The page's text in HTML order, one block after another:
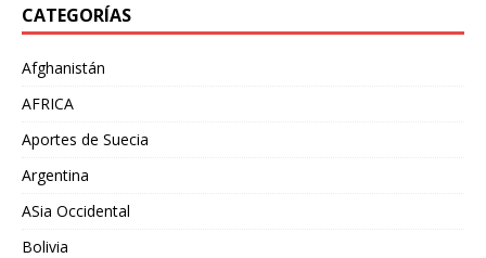
CATEGORÍAS
Afghanistán
AFRICA
Aportes de Suecia
Argentina
ASia Occidental
Bolivia